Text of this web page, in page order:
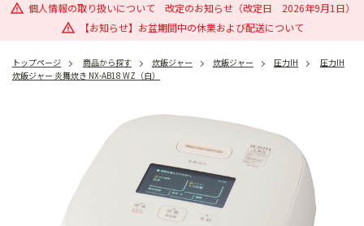
個人情報の取り扱いについて 改定のお知らせ（改定日 2026年9月1日）
【お知らせ】お盆期間中の休業および配送について
トップページ 商品から探す 炊飯ジャー 炊飯ジャー 圧力IH
圧力IH
炊飯ジャー 炎舞炊き NX-AB18 WZ（白）